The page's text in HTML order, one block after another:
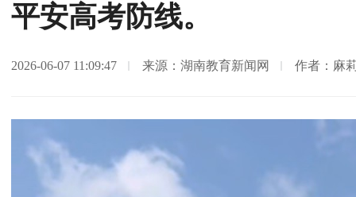
平安高考防线。
2026-06-07 11:09:47 来源：湖南教育新闻网 作者：麻